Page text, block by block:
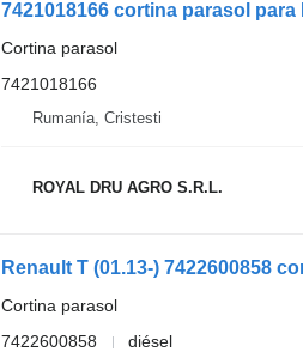
7421018166 cortina parasol
Cortina parasol
7421018166
Rumanía, Cristesti
ROYAL DRU AGRO S.R.L.
Renault T (01.13-) 7422600858
Cortina parasol
7422600858
diésel